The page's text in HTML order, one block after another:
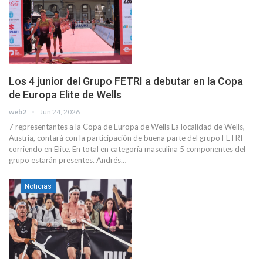
Los 4 junior del Grupo FETRI a debutar en la Copa
de Europa Elite de Wells
web2 Jun 24, 2026
7 representantes a la Copa de Europa de Wells La localidad de Wells,
Austria, contará con la participación de buena parte del grupo FETRI
corriendo en Elite. En total en categoría masculina 5 componentes del
grupo estarán presentes. Andrés…
Noticias